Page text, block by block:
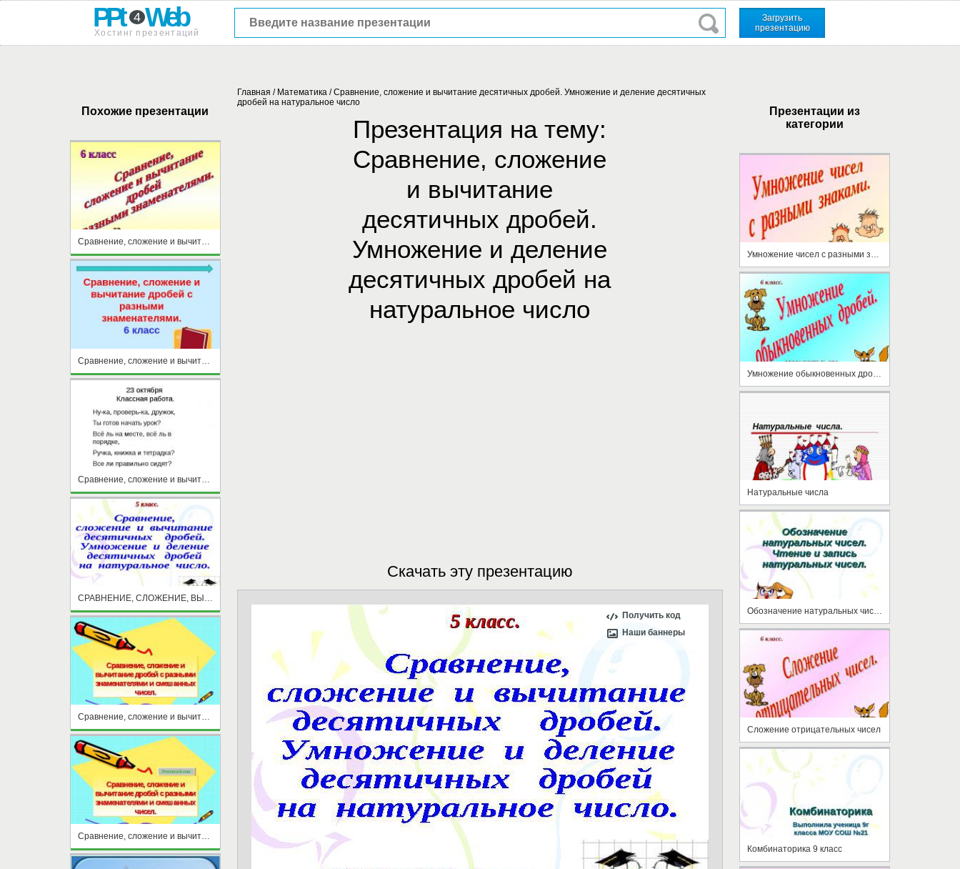
PPt 4 Web
Хостинг презентаций
Загрузить
презентацию
Похожие презентации
Сравнение, сложение и вычитание дробей с разными знаменателями
СРАВНЕНИЕ, СЛОЖЕНИЕ, ВЫЧИТАНИЕ, УМНОЖЕНИЕ, ДЕЛЕНИЕ ДЕСЯТИЧНЫХ ДРОБЕЙ
Сравнение, сложение и вычитание дробей с разными знаменателями
Главная / Математика /Сравнение, сложение и вычитание десятичных дробей. Умножение и деление десятичных
дробей на натуральное число
Презентация на тему:
Сравнение, сложение
и вычитание
десятичных дробей.
Умножение и деление
десятичных дробей на
натуральное число
Скачать эту презентацию
Получить код
Наши баннеры
Презентации из
категории
Умножение чисел с разными знаками
Натуральные числа
Обозначение натуральных чисел. Чтение и запись натуральных чисел
Сложение отрицательных чисел
Комбинаторика 9 класс